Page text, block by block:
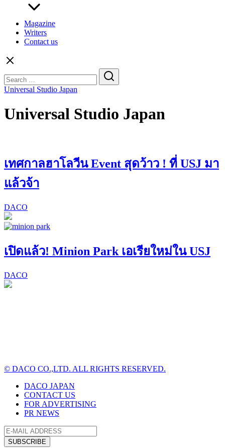
Magazine
Writers
Contact us
for:
Universal Studio Japan
Universal Studio Japan
เทศกาลฮาโลวีน Event สุดว้าว ! ที่ USJ มา
แล้วจ้า
DACO
เปิดแล้ว! Minion Park เอเรียใหม่ใน USJ
DACO
© DACO CO.,LTD. ALL RIGHTS RESERVED.
DACO JAPAN
CONTACT US
FOR ADVERTISING
PR NEWS